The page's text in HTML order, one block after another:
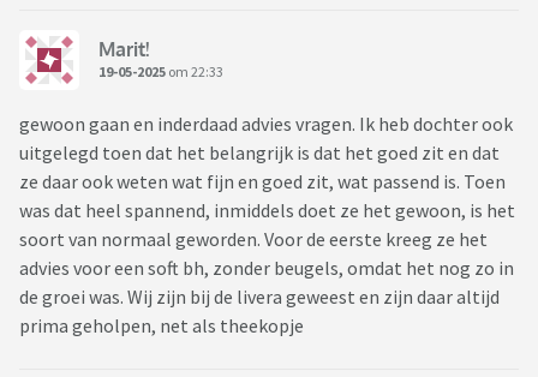
Marit!
19-05-2025 om 22:33
gewoon gaan en inderdaad advies vragen. Ik heb dochter ook
uitgelegd toen dat het belangrijk is dat het goed zit en dat
ze daar ook weten wat fijn en goed zit, wat passend is. Toen
was dat heel spannend, inmiddels doet ze het gewoon, is het
soort van normaal geworden. Voor de eerste kreeg ze het
advies voor een soft bh, zonder beugels, omdat het nog zo in
de groei was. Wij zijn bij de livera geweest en zijn daar altijd
prima geholpen, net als theekopje